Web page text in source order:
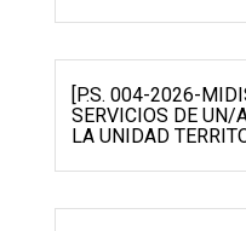
[P.S. 004-2026-
SERVICIOS DE UN/
LA UNIDAD